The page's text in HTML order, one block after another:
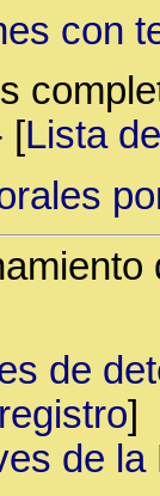
con
[Lista
de
]
de